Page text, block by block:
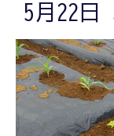
5月22日